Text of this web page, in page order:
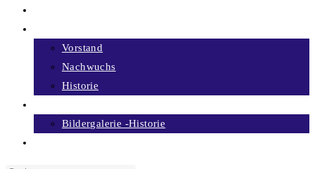
Vorstand
Nachwuchs
Historie
Bildergalerie -Historie